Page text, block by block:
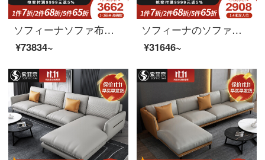
ソフィーナソファ布芸ソファー布芸ソファー客間小型北欧現代簡単二人で、ラテックスソファ1+2+3+茶几海綿のタイプを分解洗濯できます。
¥73834~
ソフィーナのソファーベッドの意味式の軽い贅沢な科学技術布ソファーベッドオフィスのリビングバルコニーの両用ソファベッドは折り畳み式で分解して洗うことができます。
¥31646~